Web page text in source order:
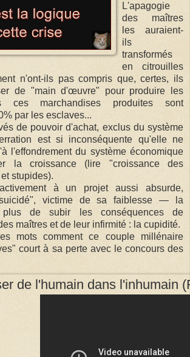
L'apagogie
des maîtres
les auraient-
ils
transformés
en citrouilles
n'ont-ils pas compris que, certes, ils
de "main d'œuvre" pour produire les
ces marchandises produites sont
par les esclaves...
de pouvoir d'achat, exclus du système
est si inconséquente qu'elle ne
l'effondrement du système économique
la croissance (lire "croissance des
stupides).
à un projet aussi absurde,
victime de sa faiblesse — la
de subir les conséquences de
maîtres et de leur infirmité : la cupidité.
mots comment ce couple millénaire
court à sa perte avec le concours des
de l'humain dans l'inhumain